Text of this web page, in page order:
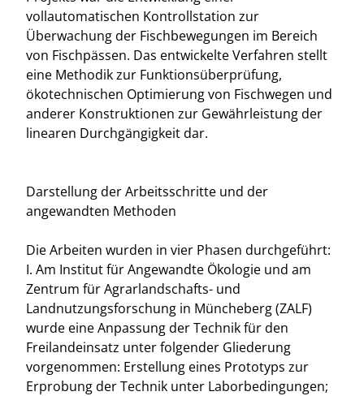
vollautomatischen Kontrollstation zur
Überwachung der Fischbewegungen im Bereich
von Fischpässen. Das entwickelte Verfahren stellt
eine Methodik zur Funktionsüberprüfung,
ökotechnischen Optimierung von Fischwegen und
anderer Konstruktionen zur Gewährleistung der
linearen Durchgängigkeit dar.
Darstellung der Arbeitsschritte und der
angewandten Methoden
Die Arbeiten wurden in vier Phasen durchgeführt:
I. Am Institut für Angewandte Ökologie und am
Zentrum für Agrarlandschafts- und
Landnutzungsforschung in Müncheberg (ZALF)
wurde eine Anpassung der Technik für den
Freilandeinsatz unter folgender Gliederung
vorgenommen: Erstellung eines Prototyps zur
Erprobung der Technik unter Laborbedingungen;